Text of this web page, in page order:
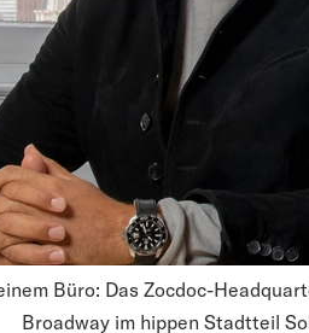
Büro: Das Zocdoc-
Broadway im hippen Stadtteil